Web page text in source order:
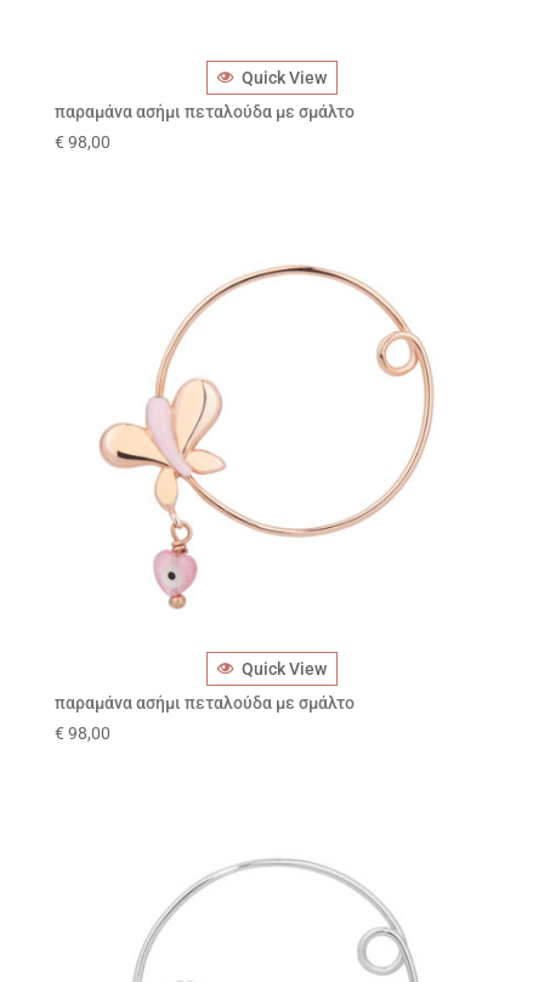
Quick View
παραμάνα ασήμι πεταλούδα με σμάλτο
€ 98,00
Quick View
παραμάνα ασήμι πεταλούδα με σμάλτο
€ 98,00